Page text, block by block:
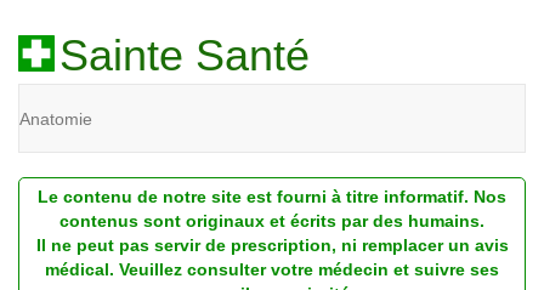
Sainte Santé
Anatomie
Diagnostic
Dossiers
Le contenu de notre site est fourni à titre informatif. Nos
contenus sont originaux et écrits par des humains.
Il ne peut pas servir de prescription, ni remplacer un avis
médical. Veuillez consulter votre médecin et suivre ses